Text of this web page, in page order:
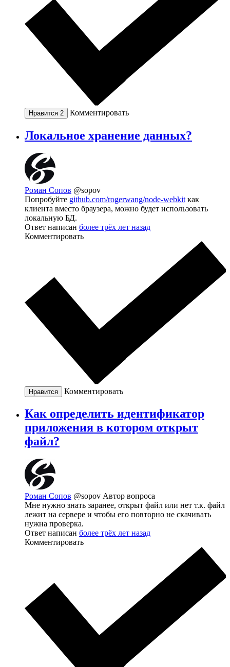
Нравится 2 Комментировать
Локальное хранение данных?
Роман Сопов @sopov
Попробуйте github.com/rogerwang/node-webkit как
клиента вместо браузера, можно будет использовать
локальную БД.
Ответ написан более трёх лет назад
Комментировать
Нравится Комментировать
Как определить идентификатор
приложения в котором открыт
файл?
Роман Сопов @sopov Автор вопроса
Мне нужно знать заранее, открыт файл или нет т.к. файл
лежит на сервере и чтобы его повторно не скачивать
нужна проверка.
Ответ написан более трёх лет назад
Комментировать